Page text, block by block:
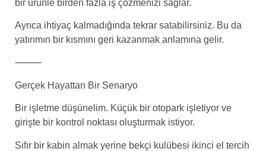
bir ürünle birden fazla iş çözmenizi sağlar.
Ayrıca ihtiyaç kalmadığında tekrar satabilirsiniz. Bu da
yatırımın bir kısmını geri kazanmak anlamına gelir.
⸻
Gerçek Hayattan Bir Senaryo
Bir işletme düşünelim. Küçük bir otopark işletiyor ve
girişte bir kontrol noktası oluşturmak istiyor.
Sıfır bir kabin almak yerine bekçi kulübesi ikinci el tercih